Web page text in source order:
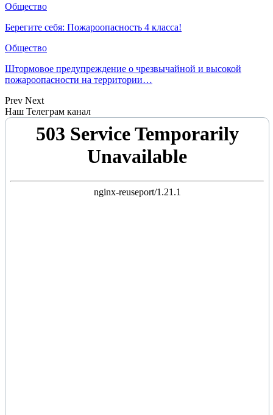
Общество
Берегите себя: Пожароопасность 4 класса!
Общество
Штормовое предупреждение о чрезвычайной и высокой
пожароопасности на территории…
Prev Next
Наш Телеграм канал